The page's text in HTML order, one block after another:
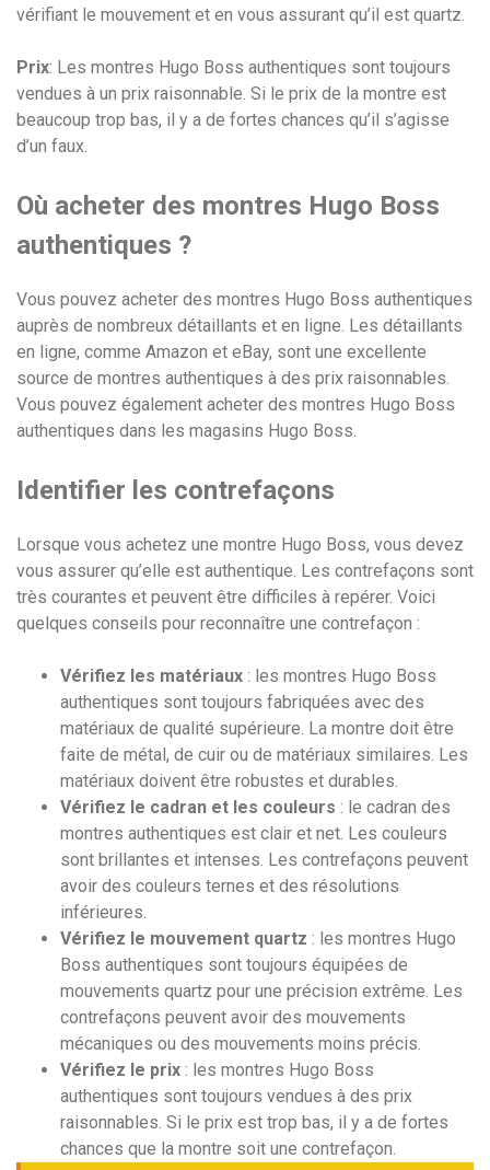
vérifiant le mouvement et en vous assurant qu’il est quartz.
Prix: Les montres Hugo Boss authentiques sont toujours
vendues à un prix raisonnable. Si le prix de la montre est
beaucoup trop bas, il y a de fortes chances qu’il s’agisse
d’un faux.
Où acheter des montres Hugo Boss
authentiques ?
Vous pouvez acheter des montres Hugo Boss authentiques
auprès de nombreux détaillants et en ligne. Les détaillants
en ligne, comme Amazon et eBay, sont une excellente
source de montres authentiques à des prix raisonnables.
Vous pouvez également acheter des montres Hugo Boss
authentiques dans les magasins Hugo Boss.
Identifier les contrefaçons
Lorsque vous achetez une montre Hugo Boss, vous devez
vous assurer qu’elle est authentique. Les contrefaçons sont
très courantes et peuvent être difficiles à repérer. Voici
quelques conseils pour reconnaître une contrefaçon :
Vérifiez les matériaux : les montres Hugo Boss
authentiques sont toujours fabriquées avec des
matériaux de qualité supérieure. La montre doit être
faite de métal, de cuir ou de matériaux similaires. Les
matériaux doivent être robustes et durables.
Vérifiez le cadran et les couleurs : le cadran des
montres authentiques est clair et net. Les couleurs
sont brillantes et intenses. Les contrefaçons peuvent
avoir des couleurs ternes et des résolutions
inférieures.
Vérifiez le mouvement quartz : les montres Hugo
Boss authentiques sont toujours équipées de
mouvements quartz pour une précision extrême. Les
contrefaçons peuvent avoir des mouvements
mécaniques ou des mouvements moins précis.
Vérifiez le prix : les montres Hugo Boss
authentiques sont toujours vendues à des prix
raisonnables. Si le prix est trop bas, il y a de fortes
chances que la montre soit une contrefaçon.